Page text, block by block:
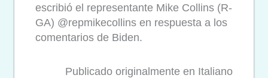
escribió el representante Mike Collins (R-
GA) @repmikecollins en respuesta a los
comentarios de Biden.
Publicado originalmente en Italiano